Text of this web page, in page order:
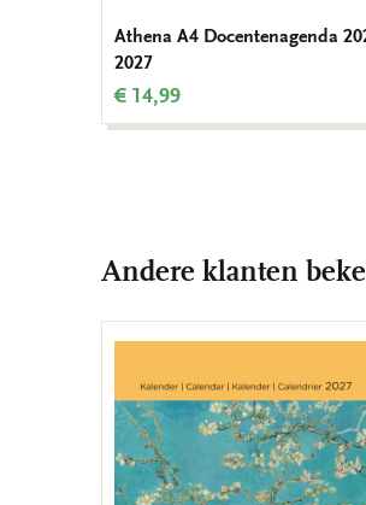
Athena A4 Docentenagenda
2027
€ 14,99
Andere klanten